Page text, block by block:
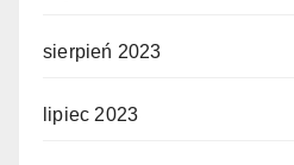
sierpień 2023
lipiec 2023